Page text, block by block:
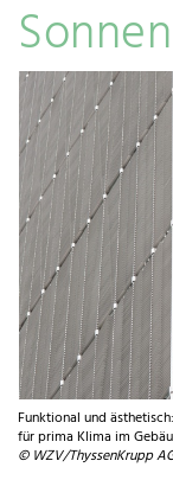
Funktional und
für prima Klima im
© WZV/ThyssenKrupp